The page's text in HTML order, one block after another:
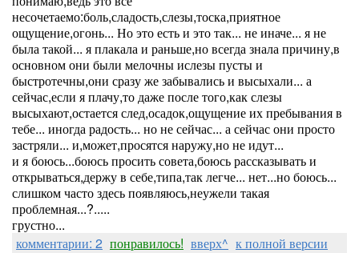
несочетаемо:боль,сладость,слезы,тоска,приятное
ощущение,огонь... Но это есть и это так... не иначе... я не
была такой... я плакала и раньше,но всегда знала причину,в
основном они были мелочны ислезы пусты и
быстротечны,они сразу же забывались и высыхали... а
сейчас,если я плачу,то даже после того,как слезы
высыхают,остается след,осадок,ощущение их пребывания в
тебе... иногда радость... но не сейчас... а сейчас они просто
застряли... и,может,просятся наружу,но не идут...
и я боюсь...боюсь просить совета,боюсь рассказывать и
открываться,держу в себе,типа,так легче... нет...но боюсь...
слишком часто здесь появляюсь,неужели такая
проблемная...?.....
грустно...
комментарии: 2 понравилось! вверх^ к полной версии